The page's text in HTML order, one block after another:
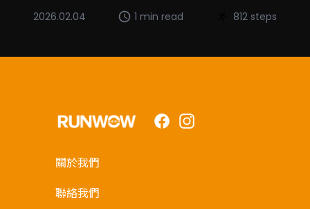
2026.02.04 1 min read 812 steps
FacebookInstagram
關於我們
聯絡我們